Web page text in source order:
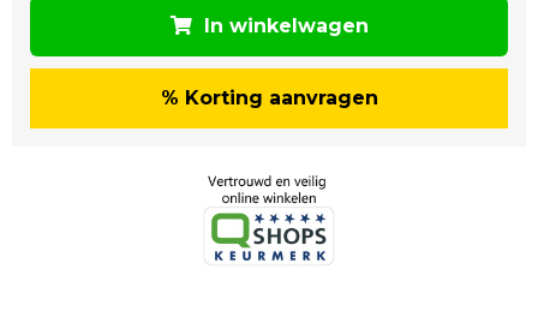
In winkelwagen
% Korting aanvragen